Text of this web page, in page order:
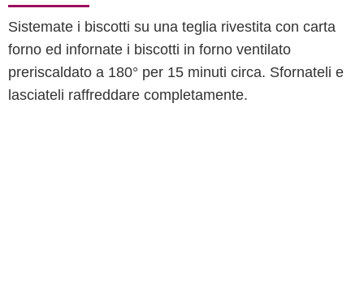
Sistemate i biscotti su una teglia rivestita con carta
forno ed infornate i biscotti in forno ventilato
preriscaldato a 180° per 15 minuti circa. Sfornateli e
lasciateli raffreddare completamente.